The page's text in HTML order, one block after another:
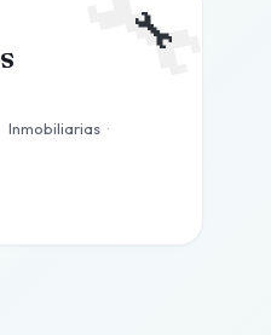
🔧
Inmobiliarias ·